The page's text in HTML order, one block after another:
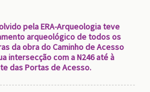
pela ERA-Arqueologia teve
arqueológico de todos os
da obra do Caminho de Acesso
intersecção com a N246 até à
das Portas de Acesso.